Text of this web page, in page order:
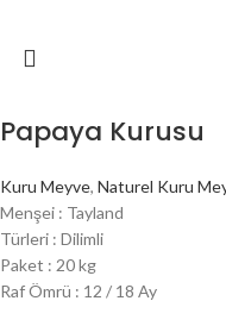
Papaya Kurusu
Kuru Meyve, Naturel Kuru
Menşei : Tayland
Türleri : Dilimli
Paket : 20 kg
Raf Ömrü : 12 / 18 Ay